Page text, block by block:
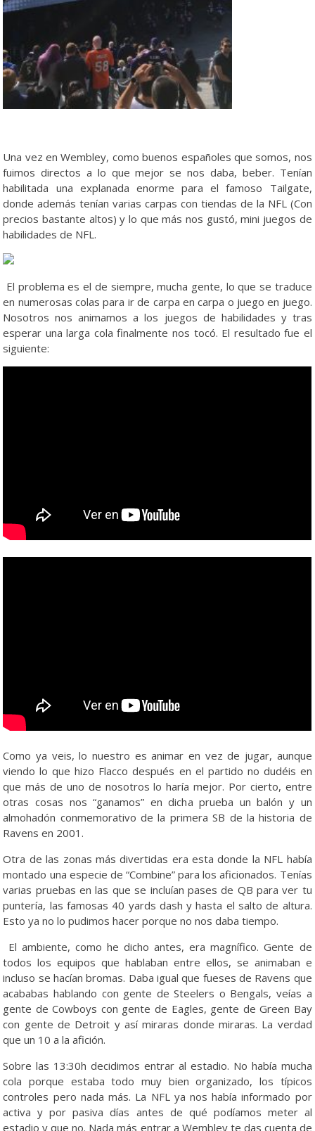
Una vez en Wembley, como buenos españoles que somos, nos
fuimos directos a lo que mejor se nos daba, beber. Tenían
habilitada una explanada enorme para el famoso Tailgate,
donde además tenían varias carpas con tiendas de la NFL (Con
precios bastante altos) y lo que más nos gustó, mini juegos de
habilidades de NFL.
El problema es el de siempre, mucha gente, lo que se traduce
en numerosas colas para ir de carpa en carpa o juego en juego.
Nosotros nos animamos a los juegos de habilidades y tras
esperar una larga cola finalmente nos tocó. El resultado fue el
siguiente:
Como ya veis, lo nuestro es animar en vez de jugar, aunque
viendo lo que hizo Flacco después en el partido no dudéis en
que más de uno de nosotros lo haría mejor. Por cierto, entre
otras cosas nos “ganamos” en dicha prueba un balón y un
almohadón conmemorativo de la primera SB de la historia de
Ravens en 2001.
Otra de las zonas más divertidas era esta donde la NFL había
montado una especie de “Combine” para los aficionados. Tenías
varias pruebas en las que se incluían pases de QB para ver tu
puntería, las famosas 40 yards dash y hasta el salto de altura.
Esto ya no lo pudimos hacer porque no nos daba tiempo.
El ambiente, como he dicho antes, era magnífico. Gente de
todos los equipos que hablaban entre ellos, se animaban e
incluso se hacían bromas. Daba igual que fueses de Ravens que
acababas hablando con gente de Steelers o Bengals, veías a
gente de Cowboys con gente de Eagles, gente de Green Bay
con gente de Detroit y así miraras donde miraras. La verdad
que un 10 a la afición.
Sobre las 13:30h decidimos entrar al estadio. No había mucha
cola porque estaba todo muy bien organizado, los típicos
controles pero nada más. La NFL ya nos había informado por
activa y por pasiva días antes de qué podíamos meter al
estadio y que no. Nada más entrar a Wembley te das cuenta de